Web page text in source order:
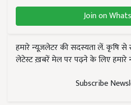
Join on
हमारे न्यूज़लेटर की सदस्यता लें. कृषि
लेटेस्ट ख़बरें मेल पर पढ़ने के लिए हमारे
Subscribe